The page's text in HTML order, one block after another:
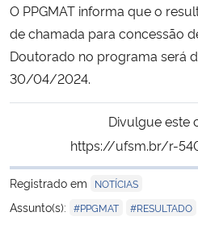
Ministério de Minas e Energia
Ministério da Ciência, Tecnologia,
Ministério do Turismo
Ministério do Desenvolvimento Regional
O PPGMAT informa que o
de chamada para concessão
Doutorado no programa será
30/04/2024.
Divulgue este
https://ufsm.br/r-
Registrado em
NOTÍCIAS
Assunto(s): #PPGMAT #RESULTADO